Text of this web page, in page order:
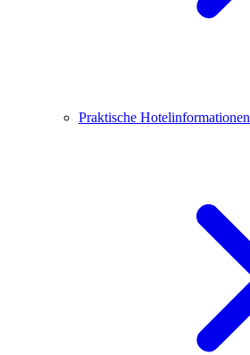
Praktische Hotelinformationen